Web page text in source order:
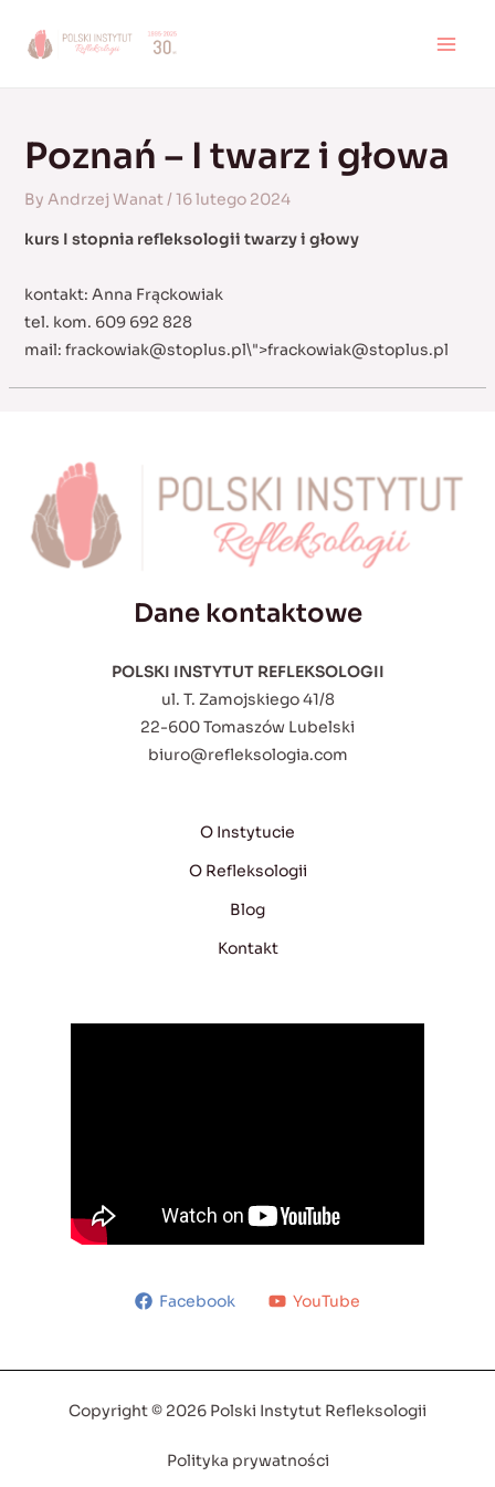
Poznań – I twarz i głowa
By Andrzej Wanat/16 lutego 2024
kurs I stopnia refleksologii twarzy i głowy
kontakt: Anna Frąckowiak
tel. kom. 609 692 828
mail: frackowiak@stoplus.pl\">frackowiak@stoplus.pl
Dane kontaktowe
POLSKI INSTYTUT REFLEKSOLOGII
ul. T. Zamojskiego 41/8
22-600 Tomaszów Lubelski
biuro@refleksologia.com
O Instytucie
O Refleksologii
Blog
Kontakt
Facebook YouTube
Copyright © 2026 Polski Instytut Refleksologii
Polityka prywatności